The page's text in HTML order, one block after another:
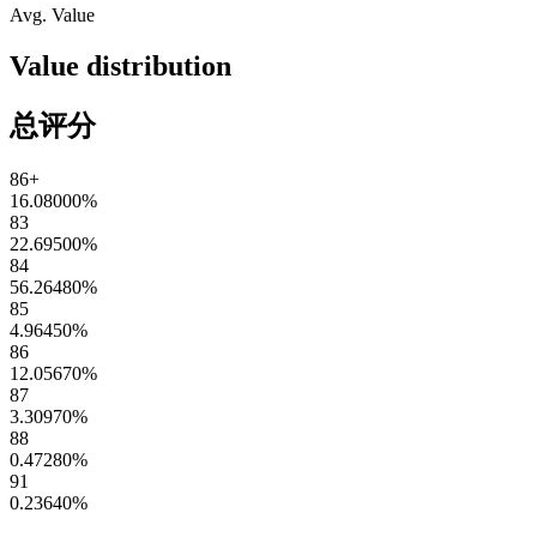
Avg. Value
Value distribution
总评分
86+
16.08000%
83
22.69500%
84
56.26480%
85
4.96450%
86
12.05670%
87
3.30970%
88
0.47280%
91
0.23640%